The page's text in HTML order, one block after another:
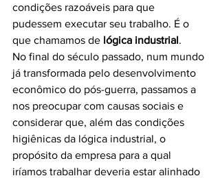
condições razoáveis para que
pudessem executar seu trabalho. É o
que chamamos de lógica industrial.
No final do século passado, num mundo
já transformada pelo desenvolvimento
econômico do pós-guerra, passamos a
nos preocupar com causas sociais e
considerar que, além das condições
higiênicas da lógica industrial, o
propósito da empresa para a qual
iríamos trabalhar deveria estar alinhado